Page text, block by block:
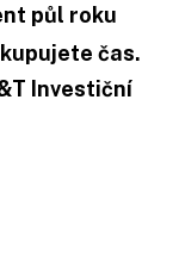
půl roku
čas.
Investiční